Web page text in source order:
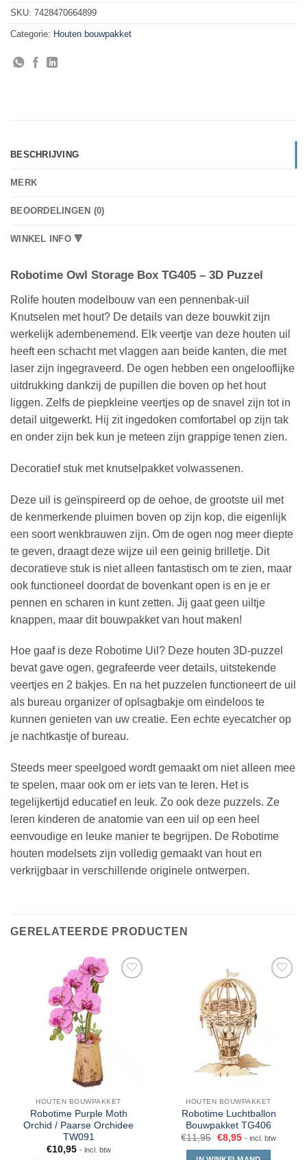
SKU: 7428470664899
Categorie: Houten bouwpakket
BESCHRIJVING
MERK
BEOORDELINGEN (0)
WINKEL INFO 🔻
Robotime Owl Storage Box TG405 – 3D Puzzel
Rolife houten modelbouw van een pennenbak-uil
Knutselen met hout? De details van deze bouwkit zijn
werkelijk adembenemend. Elk veertje van deze houten uil
heeft een schacht met vlaggen aan beide kanten, die met
laser zijn ingegraveerd. De ogen hebben een ongelooflijke
uitdrukking dankzij de pupillen die boven op het hout
liggen. Zelfs de piepkleine veertjes op de snavel zijn tot in
detail uitgewerkt. Hij zit ingedoken comfortabel op zijn tak
en onder zijn bek kun je meteen zijn grappige tenen zien.
Decoratief stuk met knutselpakket volwassenen.
Deze uil is geïnspireerd op de oehoe, de grootste uil met
de kenmerkende pluimen boven op zijn kop, die eigenlijk
een soort wenkbrauwen zijn. Om de ogen nog meer diepte
te geven, draagt deze wijze uil een geinig brilletje. Dit
decoratieve stuk is niet alleen fantastisch om te zien, maar
ook functioneel doordat de bovenkant open is en je er
pennen en scharen in kunt zetten. Jij gaat geen uiltje
knappen, maar dit bouwpakket van hout maken!
Hoe gaaf is deze Robotime Uil? Deze houten 3D-puzzel
bevat gave ogen, gegrafeerde veer details, uitstekende
veertjes en 2 bakjes. En na het puzzelen functioneert de uil
als bureau organizer of oplsagbakje om eindeloos te
kunnen genieten van uw creatie. Een echte eyecatcher op
je nachtkastje of bureau.
Steeds meer speelgoed wordt gemaakt om niet alleen mee
te spelen, maar ook om er iets van te leren. Het is
tegelijkertijd educatief en leuk. Zo ook deze puzzels. Ze
leren kinderen de anatomie van een uil op een heel
eenvoudige en leuke manier te begrijpen. De Robotime
houten modelsets zijn volledig gemaakt van hout en
verkrijgbaar in verschillende originele ontwerpen.
GERELATEERDE PRODUCTEN
HOUTEN BOUWPAKKET
Robotime Purple Moth
Orchid / Paarse Orchidee
TW091
€10,95 - incl. btw
HOUTEN BOUWPAKKET
Robotime Luchtballon
Bouwpakket TG406
€11,95 €8,95 - incl. btw